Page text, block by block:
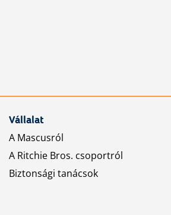
Vállalat
A Mascusról
A Ritchie Bros. csoportról
Biztonsági tanácsok